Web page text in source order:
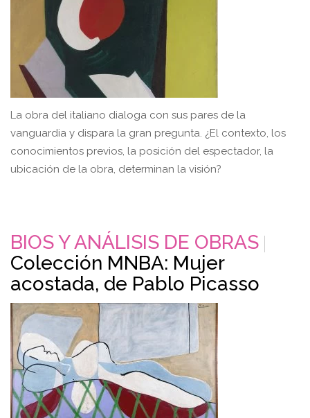
La obra del italiano dialoga con sus pares de la
vanguardia y dispara la gran pregunta. ¿El contexto, los
conocimientos previos, la posición del espectador, la
ubicación de la obra, determinan la visión?
BIOS Y ANÁLISIS DE OBRAS
Colección MNBA: Mujer
acostada, de Pablo Picasso